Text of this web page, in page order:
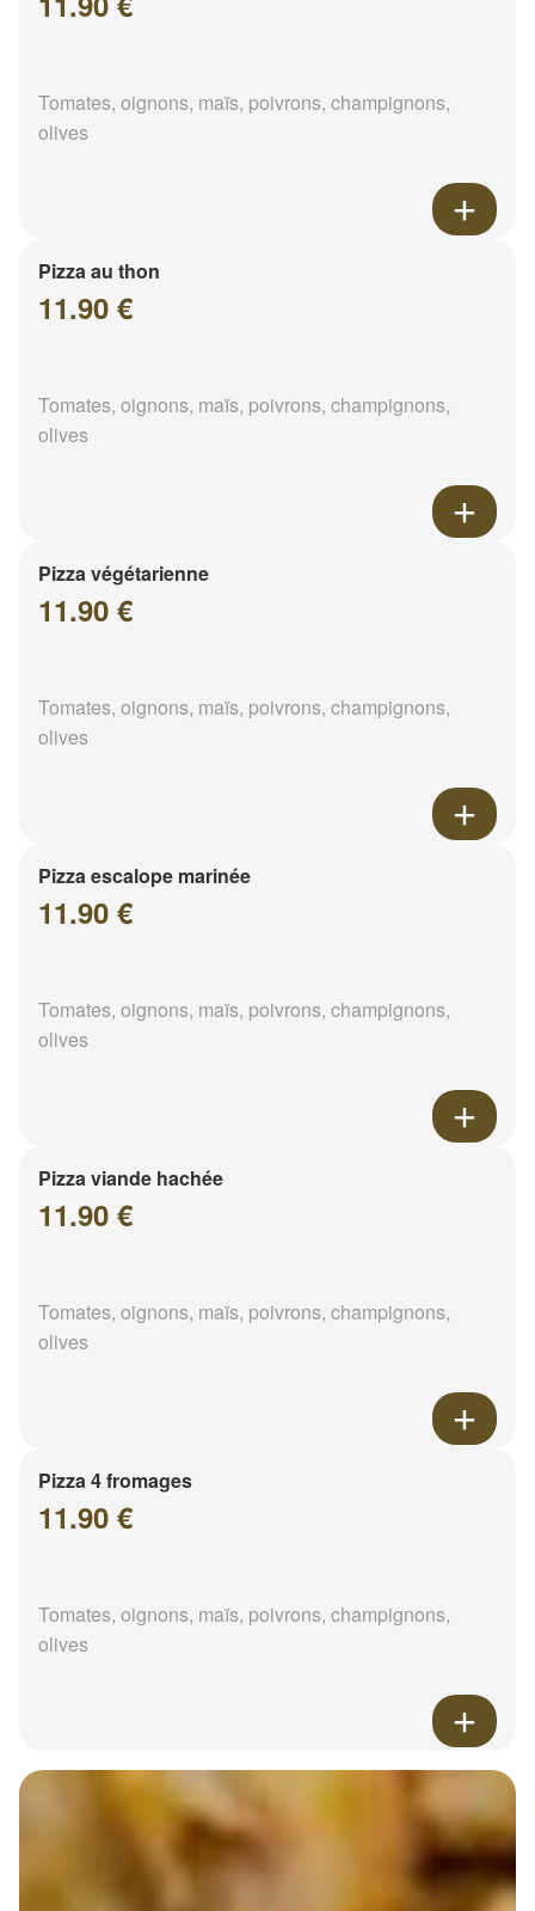
Tomates, oignons, maïs, poivrons, champignons,
olives
Pizza au thon
11.90 €
Tomates, oignons, maïs, poivrons, champignons,
olives
Pizza végétarienne
11.90 €
Tomates, oignons, maïs, poivrons, champignons,
olives
Pizza escalope marinée
11.90 €
Tomates, oignons, maïs, poivrons, champignons,
olives
Pizza viande hachée
11.90 €
Tomates, oignons, maïs, poivrons, champignons,
olives
Pizza 4 fromages
11.90 €
Tomates, oignons, maïs, poivrons, champignons,
olives